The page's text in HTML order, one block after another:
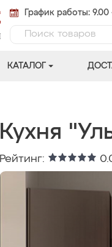
График работы:
КАТАЛОГ
Кухня
Рейтинг: